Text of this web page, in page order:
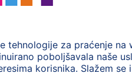
o drugim sastojcima